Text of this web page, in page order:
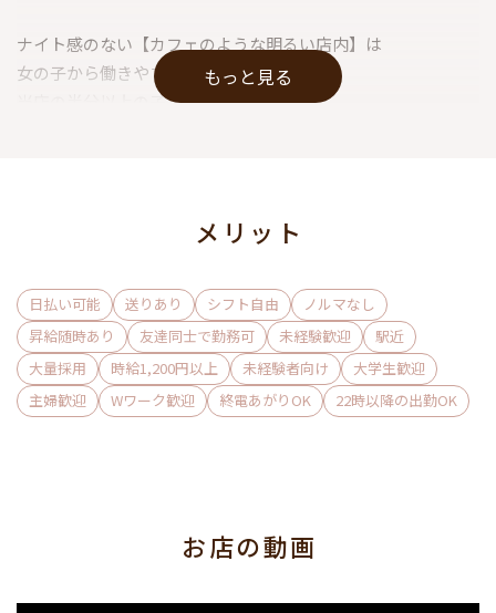
ナイト感のない【カフェのような明るい店内】は
女の子から働きやすいと大好評！＼( 'ω')／
当店の半分以上の子が
体験入店することが出来ます♪
▼お仕事内容はシンプルです▼
簡単なドリンクを作ったり
お客様と楽しくお話ししたり
ソフトドリンクでの接客も可能！
その日の体調や体質優先しつつ
もっと見る
メリット
日払い可能 送りあり シフト自由
ノルマなし
昇給随時あり
友達同士で勤務可 未経験歓迎
駅近
大量採用
時給1,200円以上 未経験者向け
大学生歓迎
主婦歓迎
Wワーク歓迎 終電あがりOK 22時以降の出勤OK
お店の動画